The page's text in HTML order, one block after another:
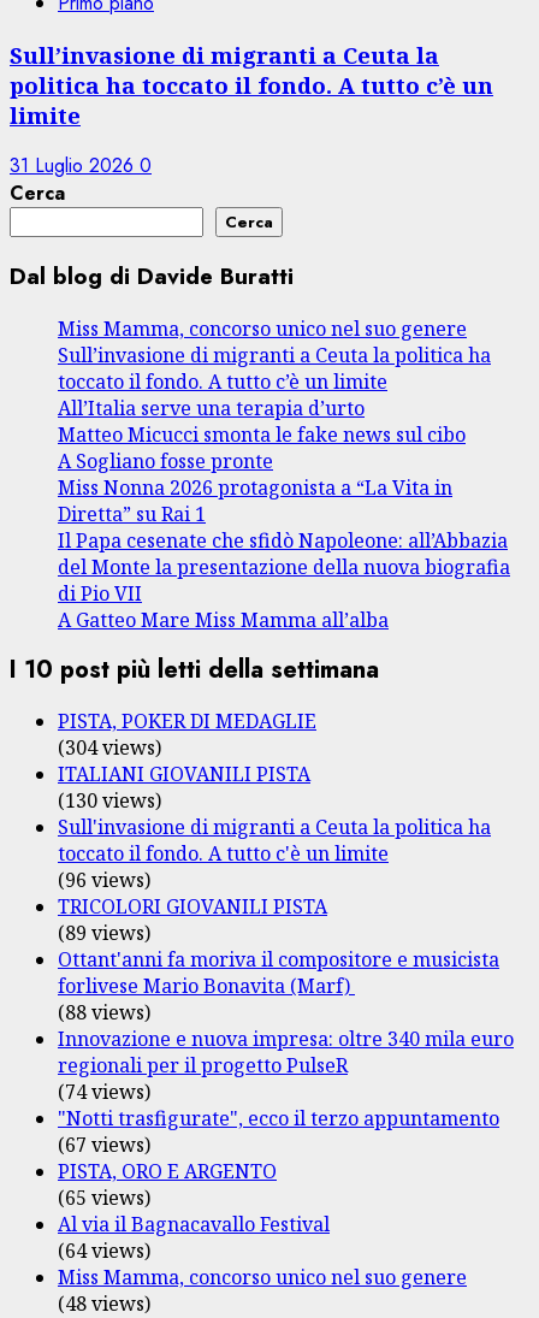
Sull’invasione di migranti a Ceuta la
politica ha toccato il fondo. A tutto c’è un
limite
31 Luglio 2026 0
Cerca
Cerca
Dal blog di Davide Buratti
Miss Mamma, concorso unico nel suo genere
Sull’invasione di migranti a Ceuta la politica ha
toccato il fondo. A tutto c’è un limite
All’Italia serve una terapia d’urto
Matteo Micucci smonta le fake news sul cibo
A Sogliano fosse pronte
Miss Nonna 2026 protagonista a “La Vita in
Diretta” su Rai 1
Il Papa cesenate che sfidò Napoleone: all’Abbazia
del Monte la presentazione della nuova biografia
di Pio VII
A Gatteo Mare Miss Mamma all’alba
I 10 post più letti della settimana
PISTA, POKER DI MEDAGLIE
(304 views)
ITALIANI GIOVANILI PISTA
(130 views)
Sull'invasione di migranti a Ceuta la politica ha
toccato il fondo. A tutto c'è un limite
(96 views)
TRICOLORI GIOVANILI PISTA
(89 views)
Ottant'anni fa moriva il compositore e musicista
forlivese Mario Bonavita (Marf)
(88 views)
Innovazione e nuova impresa: oltre 340 mila euro
regionali per il progetto PulseR
(74 views)
"Notti trasfigurate", ecco il terzo appuntamento
(67 views)
PISTA, ORO E ARGENTO
(65 views)
Al via il Bagnacavallo Festival
(64 views)
Miss Mamma, concorso unico nel suo genere
(48 views)